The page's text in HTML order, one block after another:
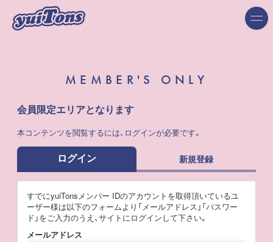
MEMBER'S ONLY
会員限定エリアとなります
本コンテンツを閲覧するには、ログインが必要です。
ログイン 新規登録
すでにyuiTonsメンバー IDのアカウントを取得頂いているユ
ーザー様は以下のフォームより「メールアドレス」「パスワー
ド」をご入力のうえ、サイトにログインして下さい。
メールアドレス